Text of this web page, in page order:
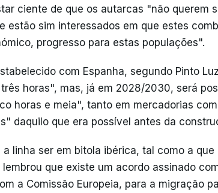
ciente de que os autarcas "não querem
estão sim interessados em que estes
progresso para estas populações".
com Espanha, segundo Pinto
horas", mas, já em 2028/2030, será
horas e meia", tanto em mercadorias
daquilo que era possível antes da
a linha ser em bitola ibérica, tal como a
que existe um acordo assinado
a Comissão Europeia, para a migração